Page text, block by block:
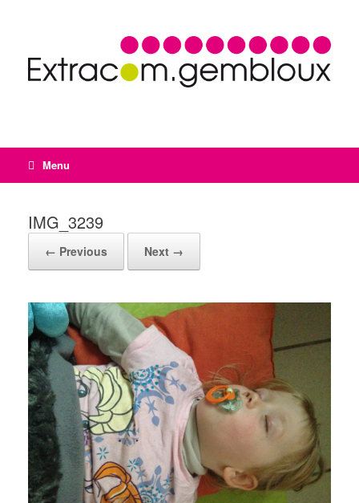
Menu
IMG_3239
← Previous Next →